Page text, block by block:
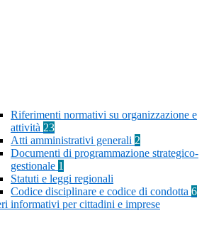
Riferimenti normativi su organizzazione e
attività 23
Atti amministrativi generali 2
Documenti di programmazione strategico-
gestionale 1
Statuti e leggi regionali
Codice disciplinare e codice di condotta 6
informativi per cittadini e imprese